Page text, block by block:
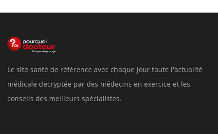
Le site santé de référence avec chaque jour toute l'actualité
médicale decryptée par des médecins en exercice et les
conseils des meilleurs spécialistes.